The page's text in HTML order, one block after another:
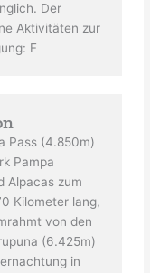
Der
Aktivitäten zur
F
Pass (4.850m)
Pampa
Alpacas zum
Kilometer lang,
von den
(6.425m)
in